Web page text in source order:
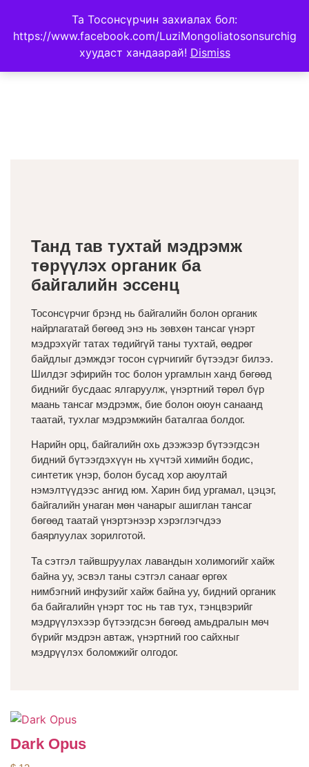
Та Тосонсүрчин захиалах бол:
https://www.facebook.com/LuziMongoliatosonsurchig
хуудаст хандаарай! Dismiss
Танд тав тухтай мэдрэмж
төрүүлэх органик ба
байгалийн эссенц
Тосонсүрчиг брэнд нь байгалийн болон органик
найрлагатай бөгөөд энэ нь зөвхөн тансаг үнэрт
мэдрэхүйг татах төдийгүй таны тухтай, өөдрөг
байдлыг дэмждэг тосон сүрчигийг бүтээдэг билээ.
Шилдэг эфирийн тос болон ургамлын ханд бөгөөд
биднийг бусдаас ялгаруулж, үнэртний төрөл бүр
маань тансаг мэдрэмж, бие болон оюун санаанд
таатай, тухлаг мэдрэмжийн баталгаа болдог.
Нарийн орц, байгалийн охь дээжээр бүтээгдсэн
бидний бүтээгдэхүүн нь хүчтэй химийн бодис,
синтетик үнэр, болон бусад хор аюултай
нэмэлтүүдээс ангид юм. Харин бид ургамал, цэцэг,
байгалийн унаган мөн чанарыг ашиглан тансаг
бөгөөд таатай үнэртэнээр хэрэглэгчдээ
баярлуулах зорилготой.
Та сэтгэл тайвшруулах лавандын холимогийг хайж
байна уу, эсвэл таны сэтгэл санааг өргөх
нимбэгний инфузийг хайж байна уу, бидний органик
ба байгалийн үнэрт тос нь тав тух, тэнцвэрийг
мэдрүүлэхээр бүтээгдсэн бөгөөд амьдралын мөч
бүрийг мэдрэн автаж, үнэртний гоо сайхныг
мэдрүүлэх боломжийг олгодог.
Dark Opus